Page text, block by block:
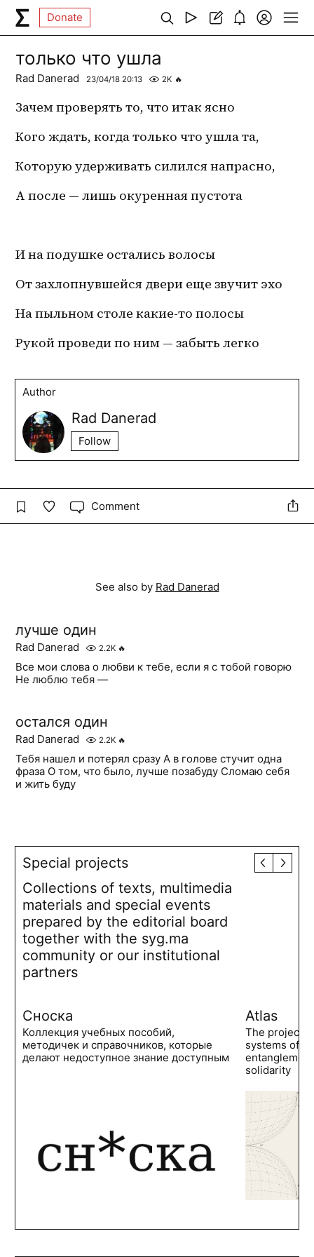
Donate
только что ушла
Rad Danerad 23/04/18 20:13 2K 🔥
Зачем проверять то, что итак ясно
Кого ждать, когда только что ушла та,
Которую удерживать силился напрасно,
А после — лишь окуренная пустота
И на подушке остались волосы
От захлопнувшейся двери еще звучит эхо
На пыльном столе какие-то полосы
Рукой проведи по ним — забыть легко
Author
Rad Danerad
Follow
Comment
See also by Rad Danerad
лучше один
Rad Danerad 2.2K 🔥
Все мои слова о любви к тебе, если я с тобой говорю
Не люблю тебя —
остался один
Rad Danerad 2.2K 🔥
Тебя нашел и потерял сразу А в голове стучит одна
фраза О том, что было, лучше позабуду Сломаю себя
и жить буду
Special projects
Collections of texts, multimedia
materials and special events
prepared by the editorial board
together with the syg.ma
community or our institutional
partners
Сноска
Коллекция учебных пособий,
методичек и справочников, которые
делают недоступное знание доступным
Atlas
The project
systems of
solidarity